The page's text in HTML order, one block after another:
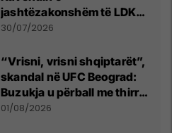
jashtëzakonshëm të LDK-
së
30/07/2026
“Vrisni, vrisni shqiptarët”,
skandal në UFC Beograd:
Buzukja u përball me thirrje
anti-shqiptare nga
01/08/2026